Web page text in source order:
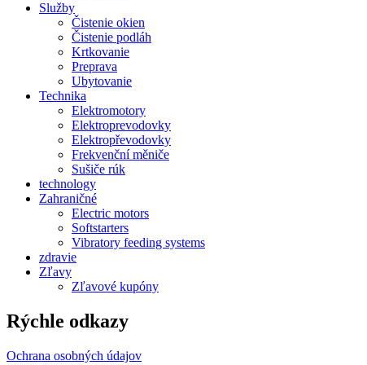
Služby
Čistenie okien
Čistenie podláh
Krtkovanie
Preprava
Ubytovanie
Technika
Elektromotory
Elektroprevodovky
Elektropřevodovky
Frekvenční měniče
Sušiče rúk
technology
Zahraničné
Electric motors
Softstarters
Vibratory feeding systems
zdravie
Zľavy
Zľavové kupóny
Rýchle odkazy
Ochrana osobných údajov